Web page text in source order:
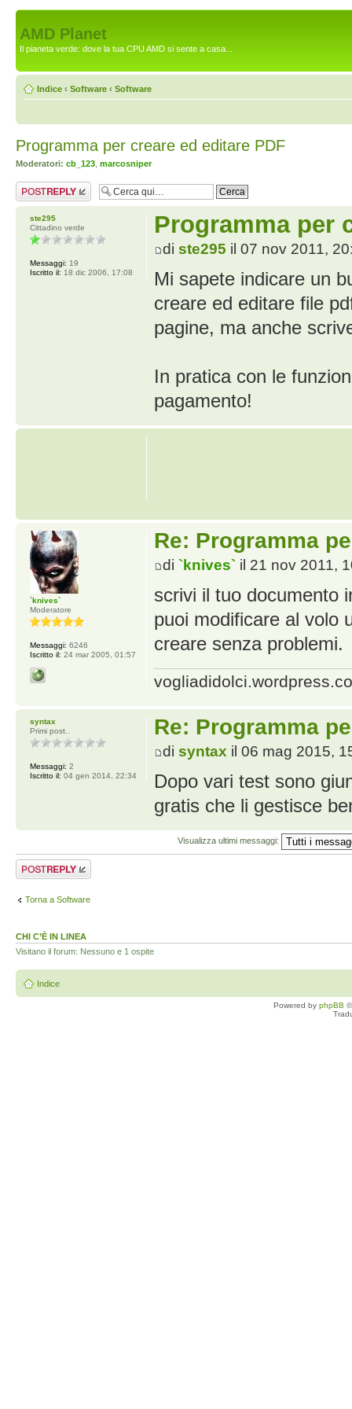
AMD Planet
Il pianeta verde: dove la tua CPU AMD si sente a casa...
Indice ‹ Software ‹ Software
Programma per creare ed editare PDF
Moderatori: cb_123 marcosniper
Rispondi al
messaggio
Programma per
di ste295 il 07 nov 2011,
Mi sapete indicare un
creare ed editare file
pagine, ma anche
In pratica con le
pagamento!
ste295
Cittadino verde
Messaggi: 19
Iscritto il: 18 dic 2006, 17:08
Re: Programma
di `knives`il 21 nov 2011,
scrivi il tuo documento
puoi modificare al volo
creare senza problemi.
`knives`
Moderatore
Messaggi: 6246
Iscritto il: 24 mar 2005, 01:57
Re: Programma
di syntax il 06 mag 2015,
Dopo vari test sono
gratis che li gestisce
syntax
Primi post..
Messaggi: 2
Iscritto il: 04 gen 2014, 22:34
Visualizza ultimi messaggi:
Rispondi al
messaggio
Torna a Software
CHI C’È IN LINEA
Visitano il forum: Nessuno e 1 ospite
Indice
Powered by phpBB